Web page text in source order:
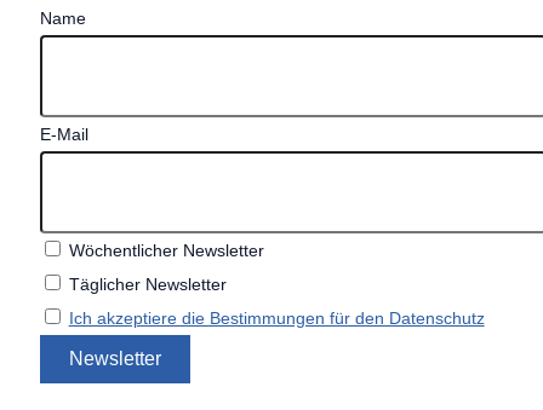
Name
E-Mail
Wöchentlicher Newsletter
Täglicher Newsletter
Ich akzeptiere die Bestimmungen für den Datenschutz